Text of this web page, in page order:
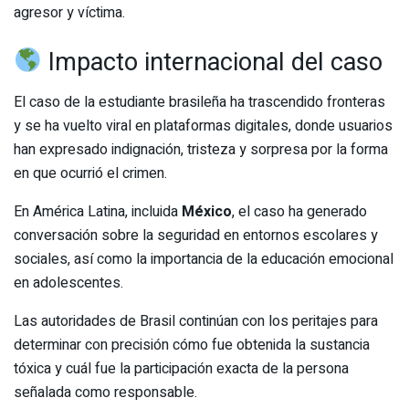
agresor y víctima.
Impacto internacional del caso
El caso de la estudiante brasileña ha trascendido fronteras
y se ha vuelto viral en plataformas digitales, donde usuarios
han expresado indignación, tristeza y sorpresa por la forma
en que ocurrió el crimen.
En América Latina, incluida México, el caso ha generado
conversación sobre la seguridad en entornos escolares y
sociales, así como la importancia de la educación emocional
en adolescentes.
Las autoridades de Brasil continúan con los peritajes para
determinar con precisión cómo fue obtenida la sustancia
tóxica y cuál fue la participación exacta de la persona
señalada como responsable.